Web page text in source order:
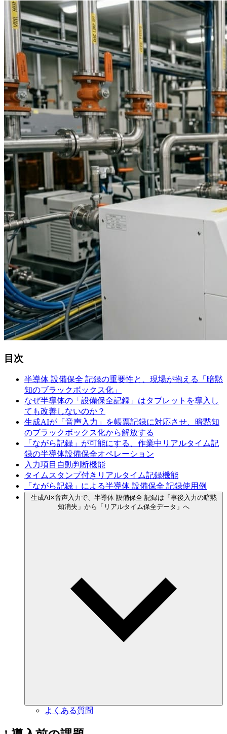
目次
半導体 設備保全 記録の重要性と、 現場が抱える
「暗黙
知のブラックボックス化」
なぜ半導体の 「設備保全記録」はタブレットを導入し
ても改善しないのか？
生成AIが 「音声入力」を帳票記録に対応させ、 暗黙知
のブラックボックス化から解放する
「ながら記録」が可能にする、 作業中リアルタイム記
録の半導体設備保全オペレーション
入力項目自動判断機能
タイムスタンプ付きリアルタイム記録機能
「ながら記録」に よる半導体 設備保全 記録使用例
生成AI×音声入力で、 半導体 設備保全 記録は 「事後 入力の暗黙
知消失」から 「リアルタイム保全データ」へ
よく ある質問